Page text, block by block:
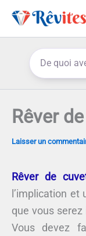
Aller
Rêver
Laisser un
Rêver de
l’implication
que vous
Vous devez